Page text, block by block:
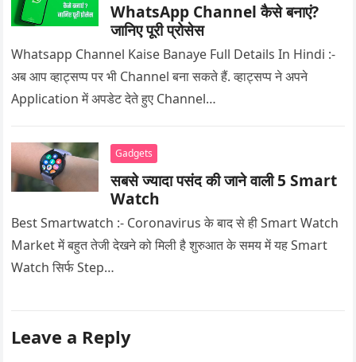
WhatsApp Channel कैसे बनाएं?
जानिए पूरी प्रोसेस
Whatsapp Channel Kaise Banaye Full Details In Hindi :-
अब आप व्हाट्सप्प पर भी Channel बना सकते हैं. व्हाट्सप्प ने अपने
Application में अपडेट देते हुए Channel…
Gadgets
सबसे ज्यादा पसंद की जाने वाली 5 Smart
Watch
Best Smartwatch :- Coronavirus के बाद से ही Smart Watch
Market में बहुत तेजी देखने को मिली है शुरुआत के समय में यह Smart
Watch सिर्फ Step…
Leave a Reply